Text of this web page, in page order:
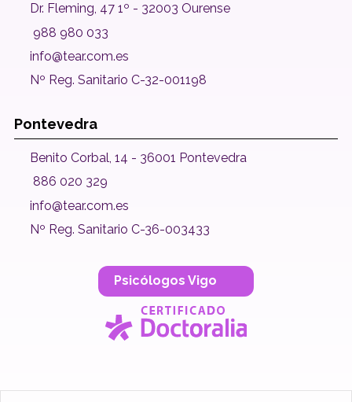
Dr. Fleming, 47 1º - 32003 Ourense
988 980 033
info@tear.com.es
Nº Reg. Sanitario C-32-001198
Pontevedra
Benito Corbal, 14 - 36001 Pontevedra
886 020 329
info@tear.com.es
Nº Reg. Sanitario C-36-003433
Psicólogos Vigo